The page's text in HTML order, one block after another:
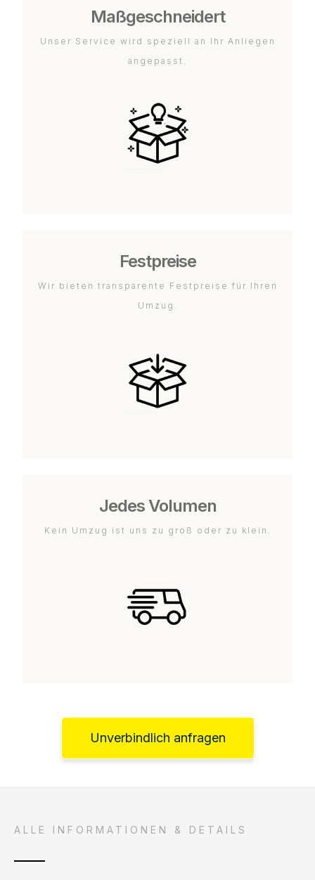
Maßgeschneidert
Unser Service wird speziell an Ihr Anliegen
angepasst.
Festpreise
Wir bieten transparente Festpreise für Ihren
Umzug.
Jedes Volumen
Kein Umzug ist uns zu groß oder zu klein.
Unverbindlich anfragen
ALLE INFORMATIONEN & DETAILS